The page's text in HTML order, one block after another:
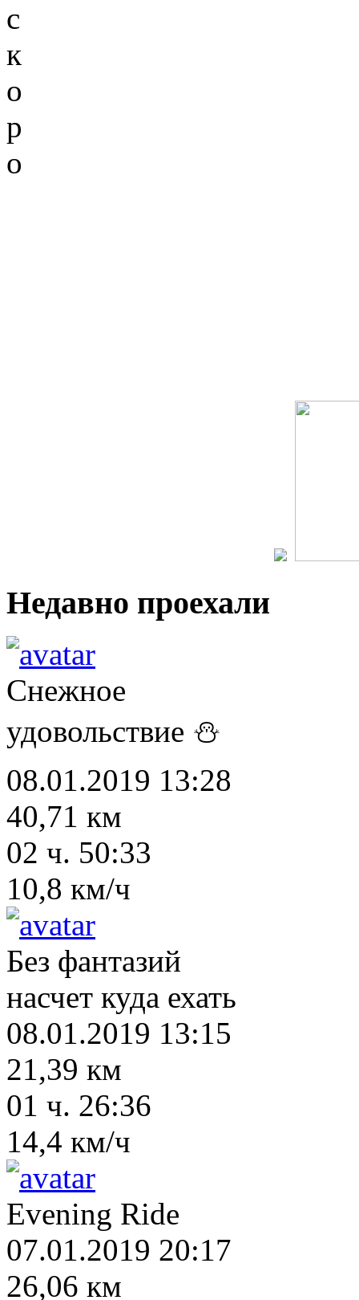
с
к
о
р
о
Недавно проехали
Снежное
удовольствие ⛄
08.01.2019 13:28
40,71 км
02 ч. 50:33
10,8 км/ч
Без фантазий
насчет куда ехать
08.01.2019 13:15
21,39 км
01 ч. 26:36
14,4 км/ч
Evening Ride
07.01.2019 20:17
26,06 км